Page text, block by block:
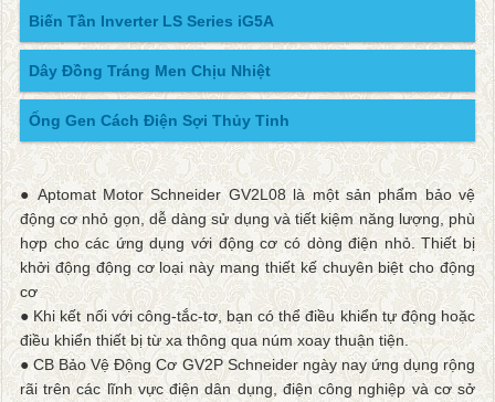
Biến Tần Inverter LS Series iG5A
Dây Đồng Tráng Men Chịu Nhiệt
Ống Gen Cách Điện Sợi Thủy Tinh
● Aptomat Motor Schneider GV2L08 là một sản phẩm bảo vệ
động cơ nhỏ gọn, dễ dàng sử dụng và tiết kiệm năng lượng, phù
hợp cho các ứng dụng với động cơ có dòng điện nhỏ. Thiết bị
khởi động động cơ loại này mang thiết kế chuyên biệt cho động
cơ
● Khi kết nối với công-tắc-tơ, bạn có thể điều khiển tự động hoặc
điều khiển thiết bị từ xa thông qua núm xoay thuận tiện.
● CB Bảo Vệ Động Cơ GV2P Schneider ngày nay ứng dụng rộng
rãi trên các lĩnh vực điện dân dụng, điện công nghiệp và cơ sở